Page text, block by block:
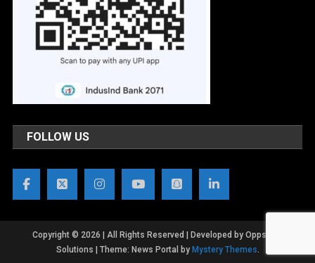
FOLLOW US
Copyright © 2026 | All Rights Reserved | Developed by OppsWeb
Solutions
Theme: News Portal by Mystery Themes.